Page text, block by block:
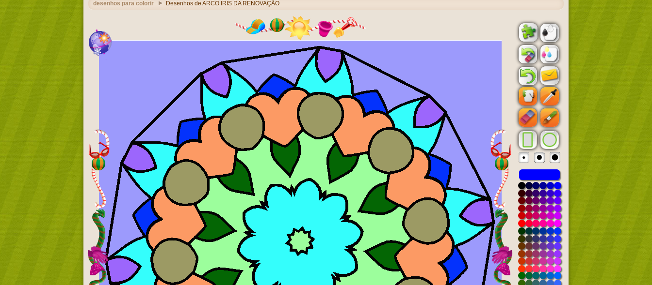
desenhos para colorir Desenhos de ARCO IRIS DA RENOVAÇÃO